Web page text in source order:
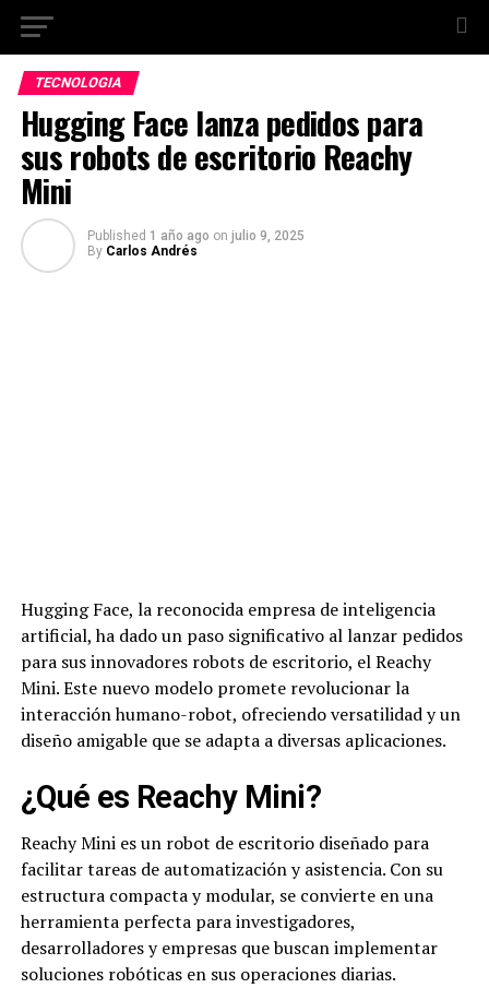
TECNOLOGIA
Hugging Face lanza pedidos para
sus robots de escritorio Reachy
Mini
Published 1 año ago on julio 9, 2025
By Carlos Andrés
Hugging Face, la reconocida empresa de inteligencia
artificial, ha dado un paso significativo al lanzar pedidos
para sus innovadores robots de escritorio, el Reachy
Mini. Este nuevo modelo promete revolucionar la
interacción humano-robot, ofreciendo versatilidad y un
diseño amigable que se adapta a diversas aplicaciones.
¿Qué es Reachy Mini?
Reachy Mini es un robot de escritorio diseñado para
facilitar tareas de automatización y asistencia. Con su
estructura compacta y modular, se convierte en una
herramienta perfecta para investigadores,
desarrolladores y empresas que buscan implementar
soluciones robóticas en sus operaciones diarias.